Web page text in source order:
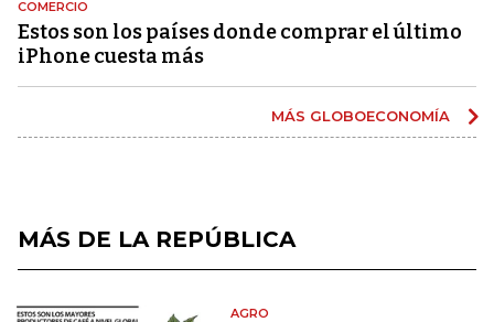
COMERCIO
Estos son los países donde comprar el último
iPhone cuesta más
MÁS GLOBOECONOMÍA
MÁS DE LA REPÚBLICA
AGRO